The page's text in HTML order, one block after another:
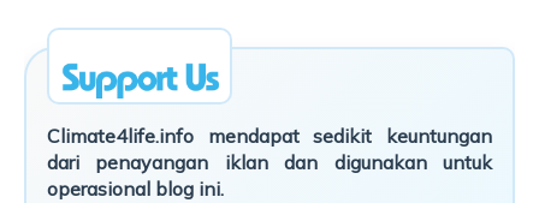
Climate4life.info mendapat sedikit keuntungan
dari penayangan iklan dan digunakan untuk
operasional blog ini.